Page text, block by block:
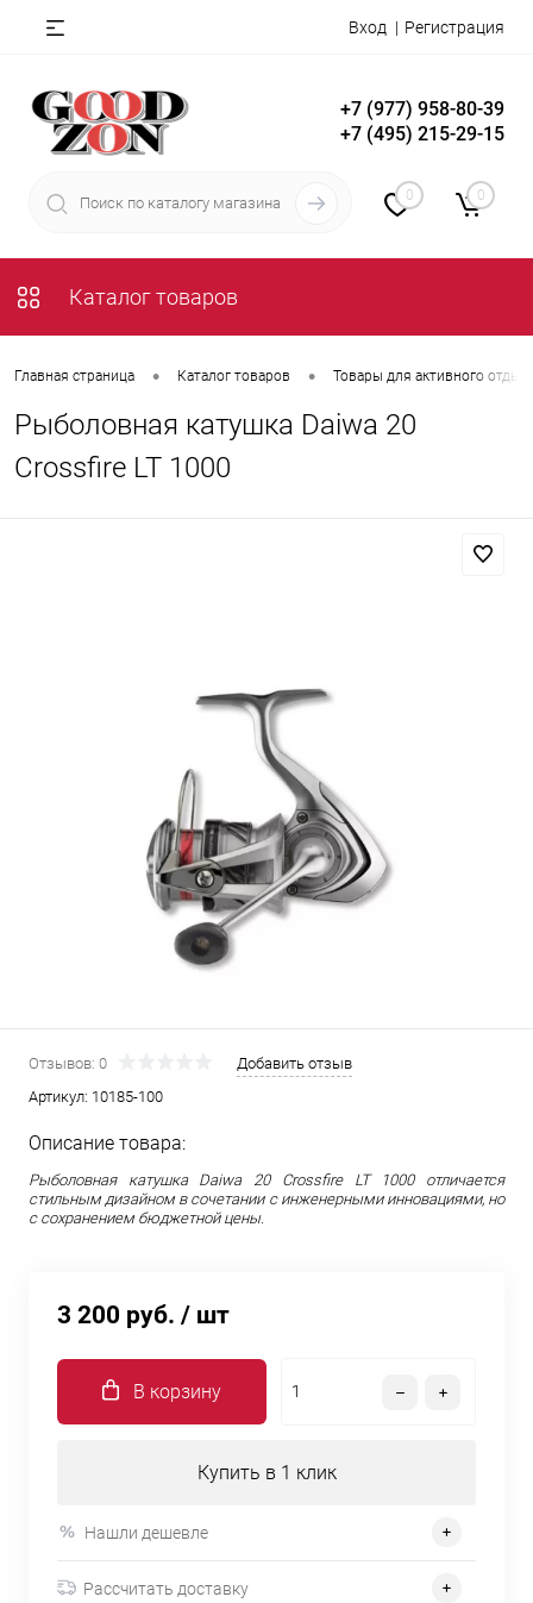
Вход Регистрация
+7 (977) 958-80-39
+7 (495) 215-29-15
0 0
Каталог товаров
Главная страница • Каталог товаров • Товары для активного
Рыболовная катушка Daiwa 20
Crossfire LT 1000
Отзывов: 0
Добавить отзыв
Артикул: 10185-100
Описание товара:
Рыболовная катушка Daiwa 20 Crossfire LT 1000 отличается
стильным дизайном в сочетании с инженерными инновациями, но
с сохранением бюджетной цены.
3 200 руб. / шт
В корзину
Купить в 1 клик
Нашли дешевле
Рассчитать доставку